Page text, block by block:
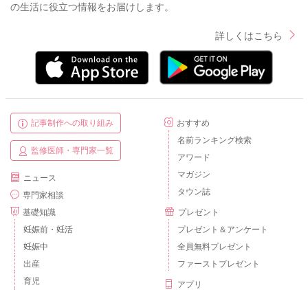
の生活に役立つ情報をお届けします。
詳しくはこちら
記事制作への取り組み
監修医師・専門家一覧
ニュース
専門家相談
基礎知識
妊娠前・妊活
妊娠中
出産
育児
おすすめ
名前ランキング検索
アワード
マガジン
タウン誌
プレゼント
プレゼント＆アンケート
全員無料プレゼント
ファーストプレゼント
アプリ